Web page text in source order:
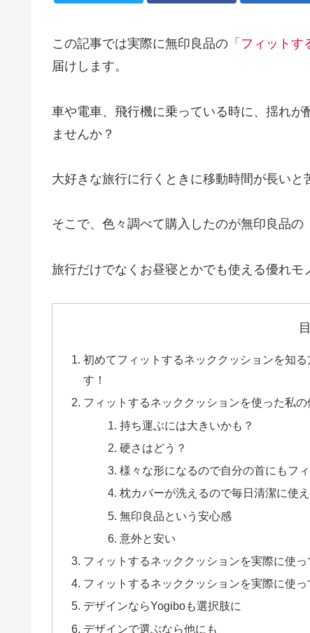
この記事では実際に無印良品の 「フィットす
届けします。
車や電車、飛行機に乗っている時に、揺れ
ませんか？
大好きな旅行に行くときに移動時間が長いと
そこで、色々調べて購入したのが無印良品の
旅行だけでなくお昼寝とかでも使える優れモ
初めてフィットするネッククッションを知
す！
フィットするネッククッションを使った私
持ち運ぶには大きいかも？
硬さはどう？
様々な形になるので自分の首にもフィ
枕カバーが洗えるので毎日清潔に使え
無印良品という安心感
意外と安い
フィットするネッククッションを実際に使
フィットするネッククッションを実際に使
デザインならYogiboも選択肢に
デザインで選ぶなら他にも